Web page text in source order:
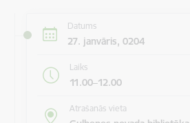
Datums
27. janvāris, 0204
Laiks
11.00–12.00
Atrašanās vieta